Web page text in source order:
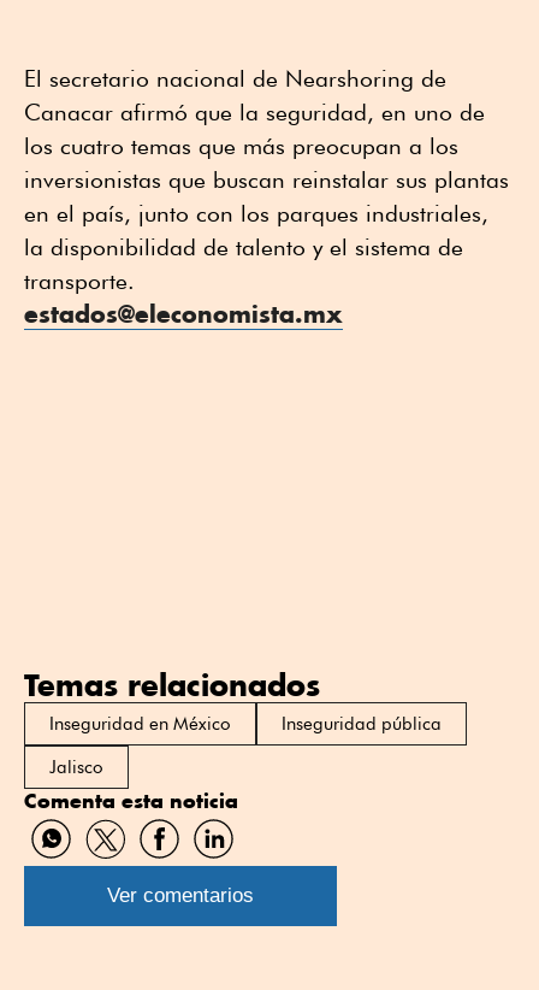
El secretario nacional de Nearshoring de
Canacar afirmó que la seguridad, en uno de
los cuatro temas que más preocupan a los
inversionistas que buscan reinstalar sus plantas
en el país, junto con los parques industriales,
la disponibilidad de talento y el sistema de
transporte.
estados@eleconomista.mx
Temas relacionados
Inseguridad en México
Inseguridad pública
Jalisco
Comenta esta noticia
Compartir
por
WhatsApp
Compartir
por
Twitter
Compartir
por
Facebook
Compartir
por
Linkedin
Ver comentarios